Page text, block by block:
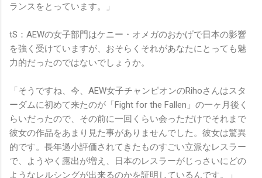
ランスをとっています。」
tS：AEWの女子部門はケニー・オメガのおかげで日本の影響
を強く受けていますが、おそらくそれがあなたにとっても魅
力的だったのではないでしょうか。
「そうですね、今、AEW女子チャンピオンのRihoさんはスタ
ーダムに初めて来たのが「Fight for the Fallen」の一ヶ月後く
らいだったので、その前に一回くらい会っただけでそれまで
彼女の作品をあまり見た事がありませんでした。彼女は驚異
的です。長年過小評価されてきたものすごい立派なレスラー
で、ようやく露出が増え、日本のレスラーがじっさいにどの
ようなレルシングが出来るのかを証明しているんです。」